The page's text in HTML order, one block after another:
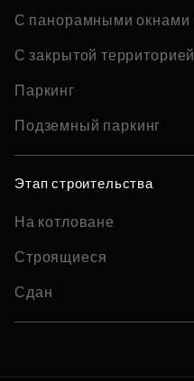
С панорамными окнами
С закрытой территорией
Паркинг
Подземный паркинг
Этап строительства
На котловане
Строящиеся
Сдан